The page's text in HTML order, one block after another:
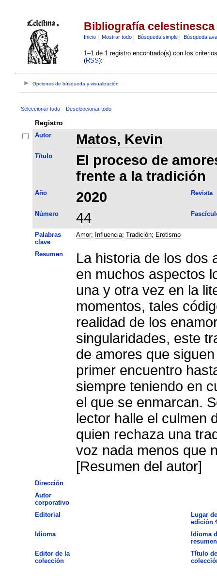
Bibliografía celestinesca
Inicio| Mostrar todo| Búsqueda simple| Búsqueda
1–1 de 1 registro encontrado(s) con los
(RSS):
Opciones de búsqueda y visualización
Seleccionar todo Deseleccionar todo
Registro
Autor Matos, Kevin
Título
El proceso de
frente a la tradición
Año 2020 Revista
Número 44
Palabras
clave
Amor; Influencia; Tradición; Erotismo
Resumen
La historia de los dos
en muchos aspectos los códigos
una y otra vez en la literatura medieval, aunque, por
momentos, tales
realidad de los
singularidades, este
de amores que
primer encuentro
siempre teniendo en
el que se enmarcan.
lector halle el culmen
quien rechaza una
voz nada menos que
[Resumen del autor]
Dirección
Autor
corporativo
Editorial
Lugar de
edición
Idioma
Idioma
resumen
Editor de la
colección
Título